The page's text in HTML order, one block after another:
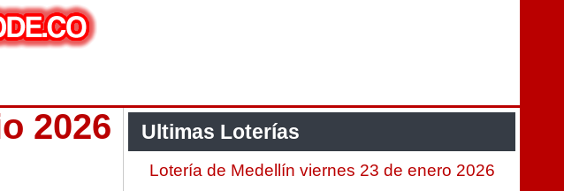
2026 Ultimas Loterías
Lotería de Medellín viernes 23 de enero 2026